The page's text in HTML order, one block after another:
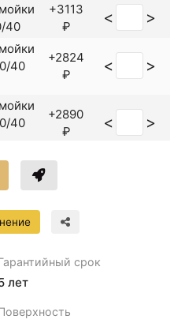
40
+3113
₽
< >
40
+2824
₽
< >
40
+2890
₽
< >
срок
лет